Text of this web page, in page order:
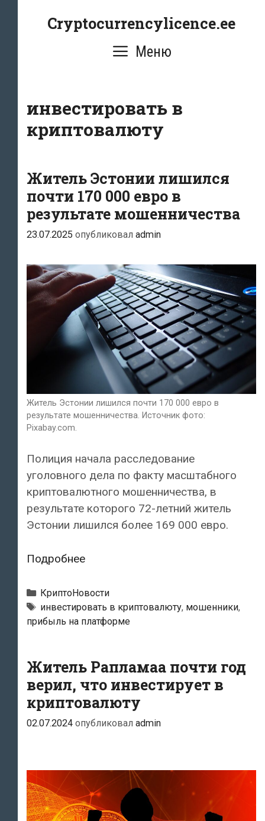
Cryptocurrencylicence.ee
Меню
инвестировать в
криптовалюту
Житель Эстонии лишился
почти 170 000 евро в
результате мошенничества
23.07.2025 опубликовал admin
Житель Эстонии лишился почти 170 000 евро в
результате мошенничества. Источник фото:
Pixabay.com.
Полиция начала расследование
уголовного дела по факту масштабного
криптовалютного мошенничества, в
результате которого 72-летний житель
Эстонии лишился более 169 000 евро.
ПодробнееЖитель
лишился
почти
170
в
результате
мошенничества
Рубрики
КриптоНовости
Тэги
инвестировать в криптовалюту, мошенники,
прибыль на платформе
Житель Рапламаа почти год
верил, что инвестирует в
криптовалюту
02.07.2024 опубликовал admin